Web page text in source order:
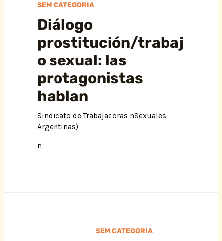
SEM CATEGORIA
Diálogo
prostitución/trabaj
o sexual: las
protagonistas
hablan
Sindicato de Trabajadoras nSexuales
Argentinas)
n
SEM CATEGORIA